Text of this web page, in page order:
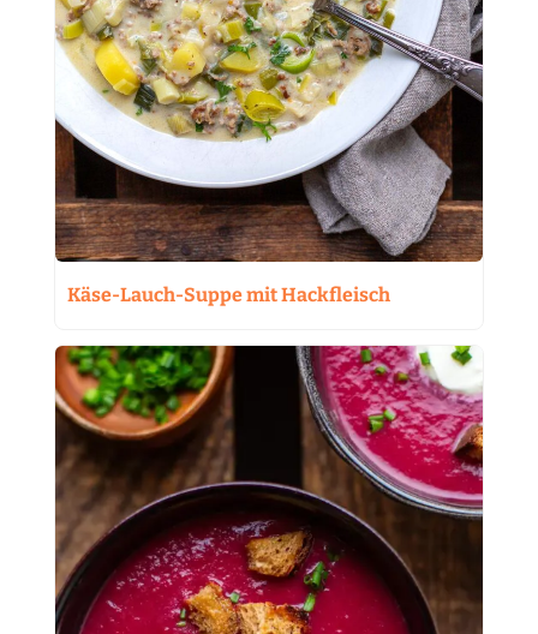
Käse-Lauch-Suppe mit Hackfleisch